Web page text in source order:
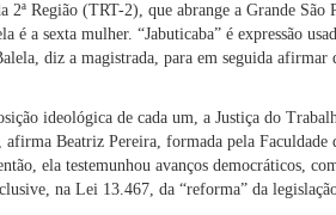
2ª Região (TRT-2), que abrange a Grande São
é a sexta mulher. “Jabuticaba” é expressão
diz a magistrada, para em seguida afirmar
ideológica de cada um, a Justiça do
afirma Beatriz Pereira, formada pela
ela testemunhou avanços democráticos,
na Lei 13.467, da “reforma” da